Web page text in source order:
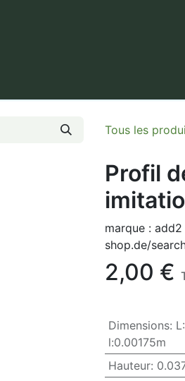
Tous les
Profil
marque :
shop.de/
2,00 €
Dimensions:
l:0.00175m
Hauteur: 0.037